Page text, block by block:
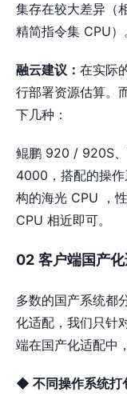
集存在较大差异（
精简指令集 CPU）
融云建议： 在实际
行部署资源估算。
下几种：
鲲鹏 920 / 920S
4000，搭配的操
构的海光 CPU ，
CPU 相近即可。
02 客户端国产
多数的国产系统都
化适配，我们只针
端在国产化适配中
◆ 不同操作系统打